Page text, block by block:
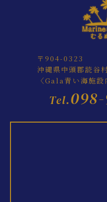
〒904-0323
沖縄県中頭郡読谷
〈Gala青い海施設
Tel.